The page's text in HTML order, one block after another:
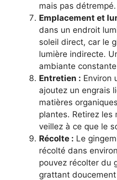
mais pas détrempé.
Emplacement et
dans un endroit
soleil direct, car le
lumière indirecte.
ambiante
Entretien : Environ
ajoutez un engrais
matières
plantes. Retirez les
veillez à ce que le
Récolte : Le
récolté dans
pouvez récolter du
grattant